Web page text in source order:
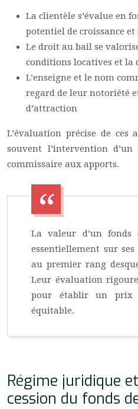
La clientèle s’évalue en
potentiel de croissance
Le droit au bail se
conditions locatives et la
L’enseigne et le nom
regard de leur notoriété
d’attraction
L’évaluation précise de ces
souvent l’intervention
commissaire aux apports.
La valeur d’un fonds
essentiellement sur
au premier rang
Leur évaluation
pour établir un prix
équitable.
Régime juridique
cession du fonds